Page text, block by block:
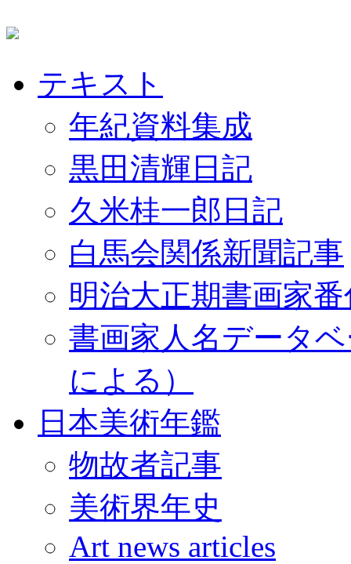
テキスト
年紀資料集成
黒田清輝日記
久米桂一郎日記
白馬会関係新聞記事
明治大正期書画家
書画家人名データ
による）
日本美術年鑑
物故者記事
美術界年史
Art news articles